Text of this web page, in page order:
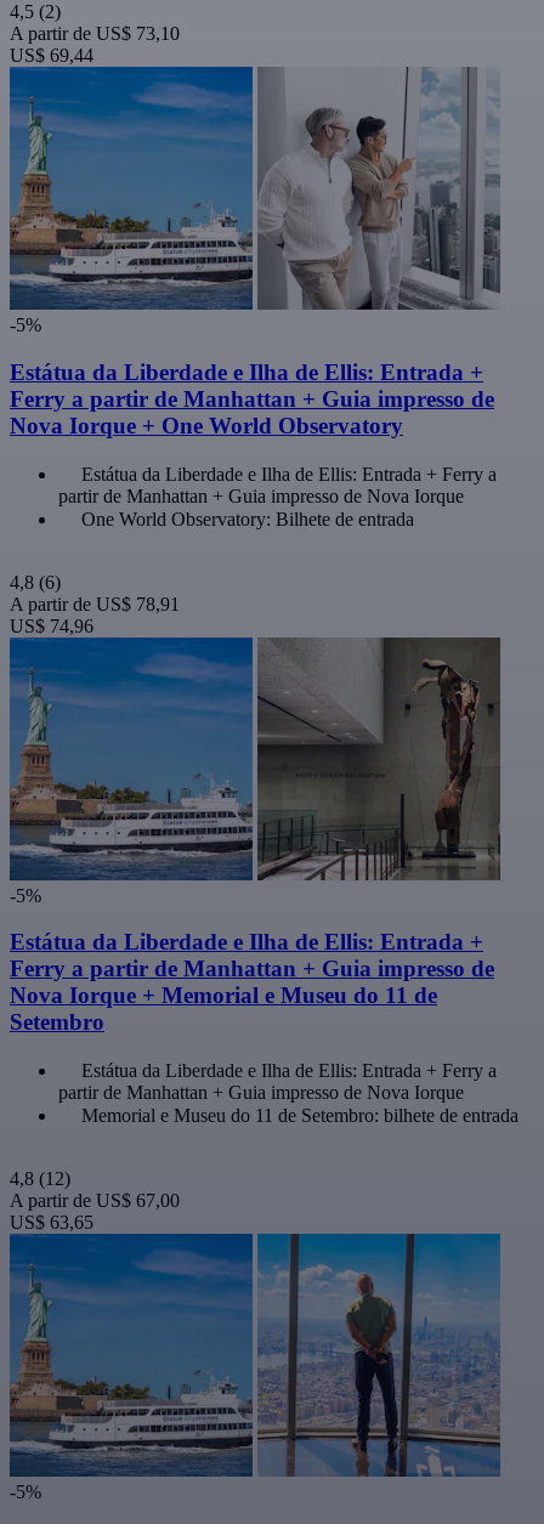
4,5 (2)
A partir de US$ 73,10
US$ 69,44
-5%
Estátua da Liberdade e Ilha de Ellis: Entrada +
Ferry a partir de Manhattan + Guia impresso de
Nova Iorque + One World Observatory
Estátua da Liberdade e Ilha de Ellis: Entrada + Ferry a
partir de Manhattan + Guia impresso de Nova Iorque
One World Observatory: Bilhete de entrada
4,8 (6)
A partir de US$ 78,91
US$ 74,96
-5%
Estátua da Liberdade e Ilha de Ellis: Entrada +
Ferry a partir de Manhattan + Guia impresso de
Nova Iorque + Memorial e Museu do 11 de
Setembro
Estátua da Liberdade e Ilha de Ellis: Entrada + Ferry a
partir de Manhattan + Guia impresso de Nova Iorque
Memorial e Museu do 11 de Setembro: bilhete de entrada
4,8 (12)
A partir de US$ 67,00
US$ 63,65
-5%